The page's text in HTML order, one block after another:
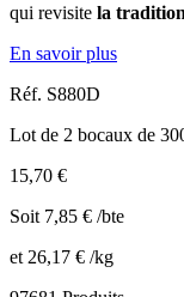
qui revisite la tradition
En savoir plus
Réf. S880D
Lot de 2 bocaux de
15,70 €
Soit 7,85 € /bte
et 26,17 € /kg